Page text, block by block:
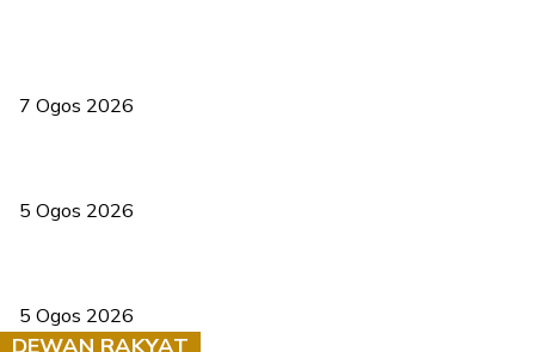
7 Ogos 2026
5 Ogos 2026
5 Ogos 2026
DEWAN RAKYAT